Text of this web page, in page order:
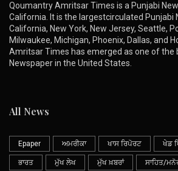
Qoumantry Amritsar Times is a Punjabi
California. It is the largestcirculated Punjabi
California, New York, New Jersey, Seattle,
Milwaukee, Michigan, Phoenix, Dallas, and
Amritsar Times has emerged as one of the
Newspaper in the United States.
All News
Epaper ਅਮਰੀਕਾ ਖਾਸ ਰਿਪੋਰਟ ਖੇਡ
ਭਾਰਤ ਮੁੱਖ ਲੇਖ ਮੁੱਖ ਖ਼ਬਰਾਂ ਸਾਹਿਤ/